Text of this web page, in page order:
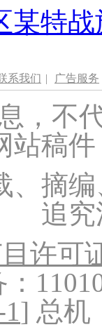
某特
系我们 | 广告服务
，不
站稿
、摘
追
许可
] 总机